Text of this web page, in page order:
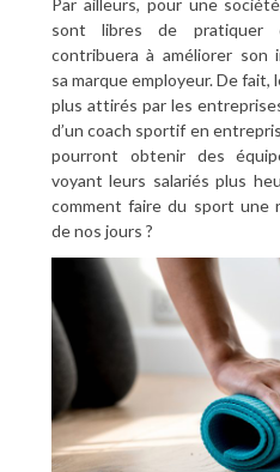
Par ailleurs, pour une
sont libres de pratiquer
contribuera à améliorer
sa marque employeur. De
plus attirés par les
d’un coach sportif en
pourront obtenir des
voyant leurs salariés plus
comment faire du sport une
de nos jours ?